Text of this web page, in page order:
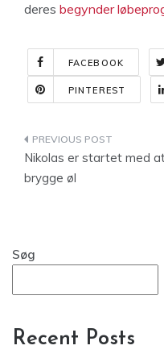
deres begynder
FACEBOOK
PINTEREST
Nikolas er startet med
brygge øl
Søg
Recent Posts